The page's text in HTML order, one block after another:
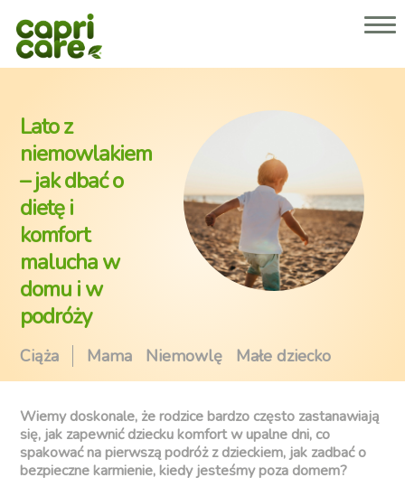
Dlaczego Capricare® 2 lub 3?
Nasze produkty
Porady dla rodziców
Gdzie kupić
Strefa dla specjalistów
Lato z
niemowlakiem
– jak dbać o
dietę i
komfort
malucha w
domu i w
podróży
Ciąża Mama Niemowlę Małe dziecko
Wiemy doskonale, że rodzice bardzo często zastanawiają
się, jak zapewnić dziecku komfort w upalne dni, co
spakować na pierwszą podróż z dzieckiem, jak zadbać o
bezpieczne karmienie, kiedy jesteśmy poza domem?